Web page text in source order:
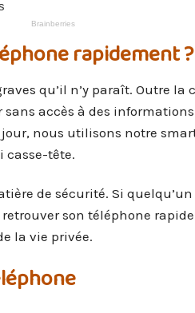
rapidement ?
qu’il n’y paraît. Outre la
accès à des
nous utilisons notre
casse-tête.
de sécurité. Si
son téléphone
la vie privée.